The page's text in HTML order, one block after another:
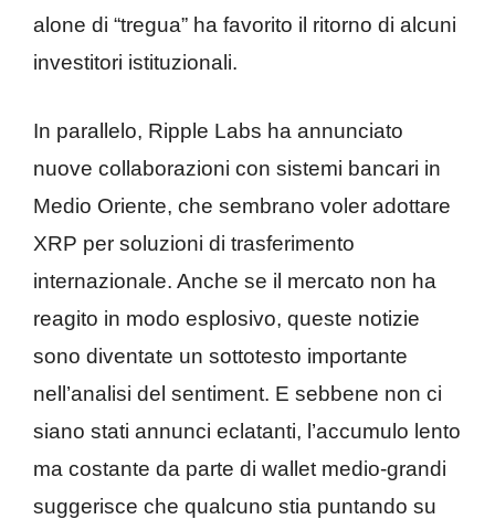
alone di “tregua” ha favorito il ritorno di alcuni
investitori istituzionali.
In parallelo, Ripple Labs ha annunciato
nuove collaborazioni con sistemi bancari in
Medio Oriente, che sembrano voler adottare
XRP per soluzioni di trasferimento
internazionale. Anche se il mercato non ha
reagito in modo esplosivo, queste notizie
sono diventate un sottotesto importante
nell’analisi del sentiment. E sebbene non ci
siano stati annunci eclatanti, l’accumulo lento
ma costante da parte di wallet medio-grandi
suggerisce che qualcuno stia puntando su